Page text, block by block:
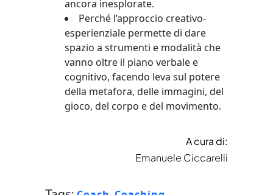
ancora inesplorate.
Perché l’approccio creativo-
esperienziale permette di dare
spazio a strumenti e modalità che
vanno oltre il piano verbale e
cognitivo, facendo leva sul potere
della metafora, delle immagini, del
gioco, del corpo e del movimento.
A cura di:
Emanuele Ciccarelli